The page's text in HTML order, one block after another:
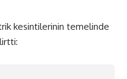
kesintilerinin temelinde